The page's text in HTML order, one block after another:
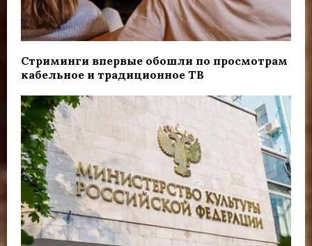
Стриминги впервые обошли по просмотрам
кабельное и традиционное ТВ